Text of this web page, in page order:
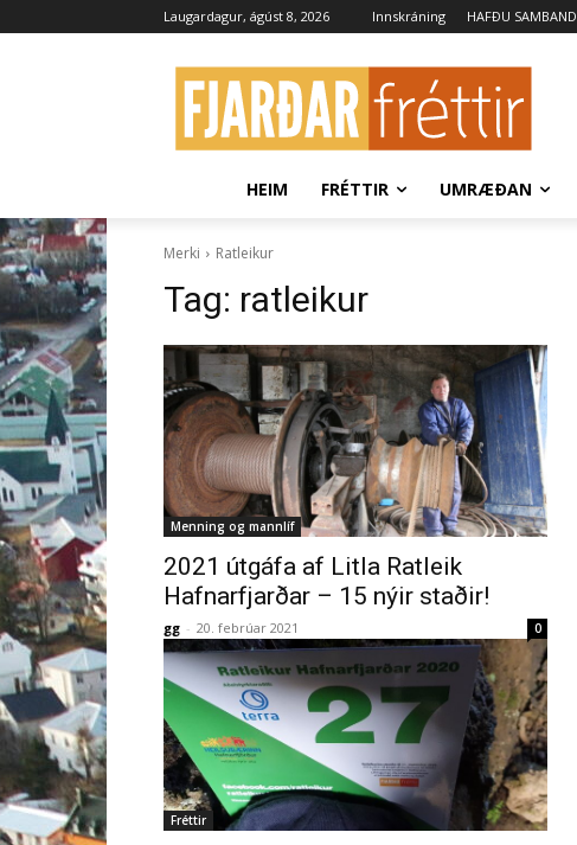
Laugardagur, ágúst 8, 2026 Innskráning HAFÐU SAMBAND
HEIM FRÉTTIR UMRÆÐAN
Merki Ratleikur
Tag: ratleikur
Menning og mannlíf
2021 útgáfa af Litla Ratleik
Hafnarfjarðar – 15 nýir staðir!
gg - 20. febrúar 2021 0
Fréttir